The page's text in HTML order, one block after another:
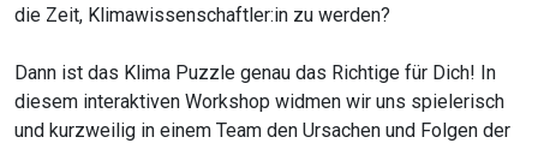
die Zeit, Klimawissenschaftler:in zu werden?
Dann ist das Klima Puzzle genau das Richtige für Dich! In
diesem interaktiven Workshop widmen wir uns spielerisch
und kurzweilig in einem Team den Ursachen und Folgen der